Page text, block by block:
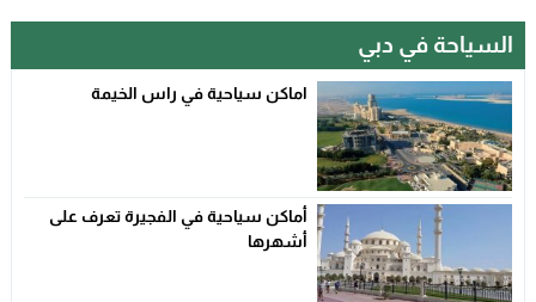
السياحة في دبي
اماكن سياحية في راس الخيمة
أماكن سياحية في الفجيرة تعرف على
أشهرها